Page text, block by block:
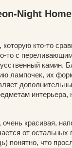
Night
кто-то
то с
камин.
лампочек, их
интерьера,
красивая,
от остальных
понятно, что